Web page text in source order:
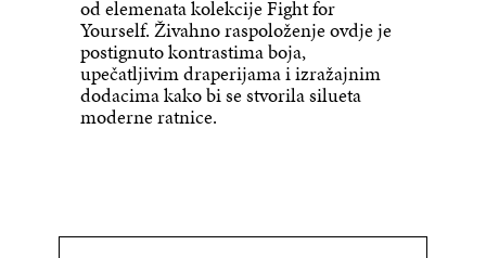
od elemenata kolekcije Fight for
Yourself. Živahno raspoloženje ovdje je
postignuto kontrastima boja,
upečatljivim draperijama i izražajnim
dodacima kako bi se stvorila silueta
moderne ratnice.